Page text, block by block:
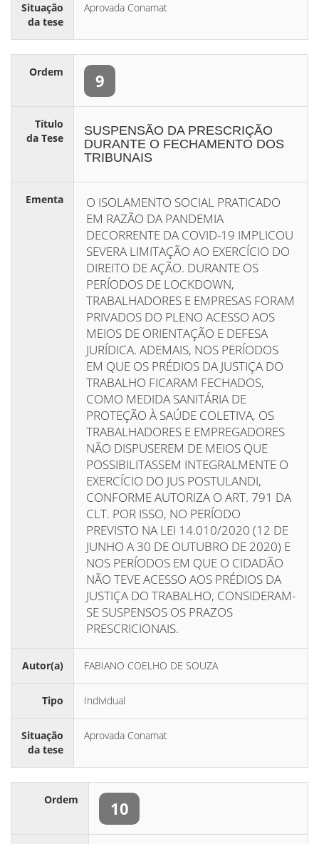
Situação
da tese
Aprovada Conamat
Ordem 9
Título
da Tese
SUSPENSÃO DA PRESCRIÇÃO
DURANTE O FECHAMENTO DOS
TRIBUNAIS
Ementa
O ISOLAMENTO SOCIAL PRATICADO
EM RAZÃO DA PANDEMIA
DECORRENTE DA COVID-19 IMPLICOU
SEVERA LIMITAÇÃO AO EXERCÍCIO DO
DIREITO DE AÇÃO. DURANTE OS
PERÍODOS DE LOCKDOWN,
TRABALHADORES E EMPRESAS FORAM
PRIVADOS DO PLENO ACESSO AOS
MEIOS DE ORIENTAÇÃO E DEFESA
JURÍDICA. ADEMAIS, NOS PERÍODOS
EM QUE OS PRÉDIOS DA JUSTIÇA DO
TRABALHO FICARAM FECHADOS,
COMO MEDIDA SANITÁRIA DE
PROTEÇÃO À SAÚDE COLETIVA, OS
TRABALHADORES E EMPREGADORES
NÃO DISPUSEREM DE MEIOS QUE
POSSIBILITASSEM INTEGRALMENTE O
EXERCÍCIO DO JUS POSTULANDI,
CONFORME AUTORIZA O ART. 791 DA
CLT. POR ISSO, NO PERÍODO
PREVISTO NA LEI 14.010/2020 (12 DE
JUNHO A 30 DE OUTUBRO DE 2020) E
NOS PERÍODOS EM QUE O CIDADÃO
NÃO TEVE ACESSO AOS PRÉDIOS DA
JUSTIÇA DO TRABALHO, CONSIDERAM-
SE SUSPENSOS OS PRAZOS
PRESCRICIONAIS.
Autor(a) FABIANO COELHO DE SOUZA
Tipo Individual
Situação
da tese
Aprovada Conamat
Ordem 10